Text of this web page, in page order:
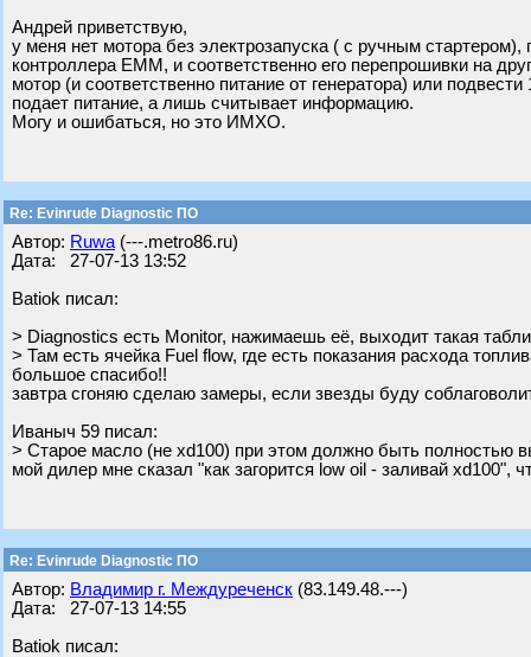
Андрей приветствую,
у меня нет мотора без электрозапуска ( с ручным
контроллера ЕММ, и соответственно его перепрошивки на
мотор (и соответственно питание от генератора) или
подает питание, а лишь считывает информацию.
Могу и ошибаться, но это ИМХО.
Re: Evinrude Diagnostic ПО
Автор: Ruwa (---.metro86.ru)
Дата: 27-07-13 13:52
Batiok писал:
> Diagnostics есть Monitor, нажимаешь её, выходит такая
> Там есть ячейка Fuel flow, где есть показания расхода
большое спасибо!!
завтра сгоняю сделаю замеры, если звезды буду
Ивaныч 59 писал:
> Старое масло (не xd100) при этом должно быть полностью
мой дилер мне сказал "как загорится low oil - заливай xd100",
Re: Evinrude Diagnostic ПО
Автор: Владимир г. Междуреченск (83.149.48.---)
Дата: 27-07-13 14:55
Batiok писал: